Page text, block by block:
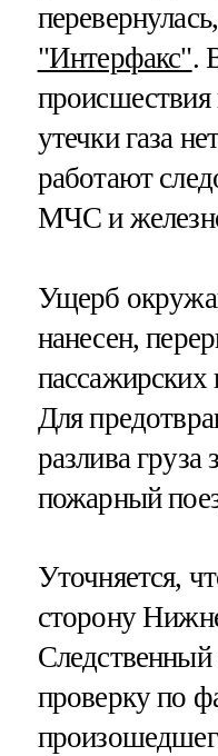
"Интерфакс".
происшествия
утечки газа
работают
МЧС и
Ущерб
нанесен,
пассажирских
Для
разлива груза
пожарный
Уточняется,
сторону
Следственный
проверку по